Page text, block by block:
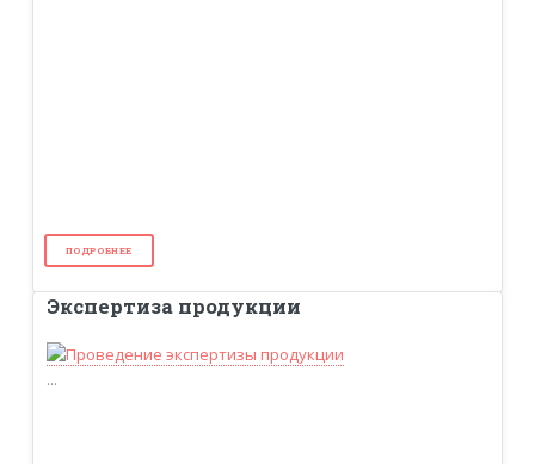
ПОДРОБНЕЕ
Экспертиза продукции
...